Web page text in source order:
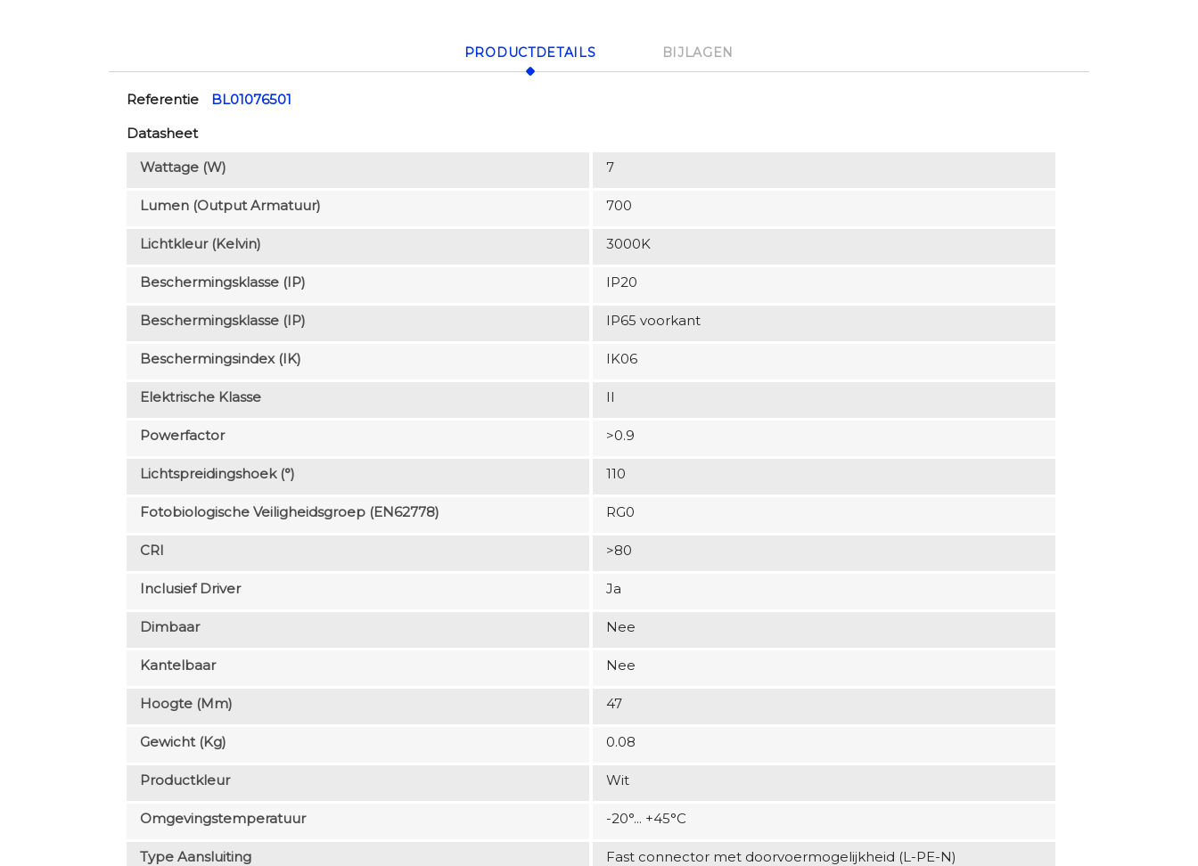
PRODUCTDETAILS BIJLAGEN
Referentie
BL01076501
Datasheet
Wattage (W)
7
Lumen (output Armatuur) 700
Lichtkleur (Kelvin) 3000K
Beschermingsklasse (IP) IP20
Beschermingsklasse (IP) IP65 voorkant
Beschermingsindex (IK) IK06
Elektrische Klasse II
Powerfactor >0.9
Lichtspreidingshoek (°) 110
Fotobiologische Veiligheidsgroep (EN62778) RG0
CRI >80
Inclusief Driver Ja
Dimbaar Nee
Kantelbaar Nee
Hoogte (mm) 47
Gewicht (kg) 0.08
Productkleur Wit
Omgevingstemperatuur -20°... +45°C
Type Aansluiting Fast connector met doorvoermogelijkheid (L-PE-N)